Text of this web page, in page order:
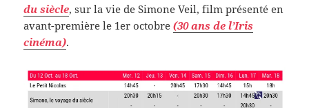
du siècle, sur la vie de Simone Veil, film présenté en
avant-première le 1er octobre(30 ans de l’Iris
cinéma).